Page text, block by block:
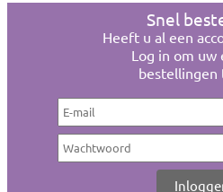
Snel
Heeft u al een
Log in om uw
bestellingen